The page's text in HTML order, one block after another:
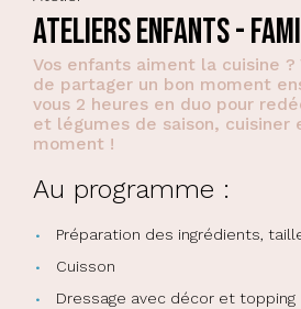
Ateliers Enfants -
Vos enfants aiment la cuisine ?
de partager un bon moment
vous 2 heures en duo pour
et légumes de saison, cuisiner
moment !
Au programme :
Préparation des ingrédients,
Cuisson
Dressage avec décor et topping